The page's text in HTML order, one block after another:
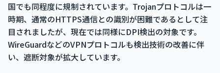
国でも同程度に規制されています。Trojanプロトコルは一
時期、通常のHTTPS通信との識別が困難であるとして注
目されましたが、現在では同様にDPI検出の対象です。
WireGuardなどのVPNプロトコルも検出技術の改善に伴
い、遮断対象が拡大しています。